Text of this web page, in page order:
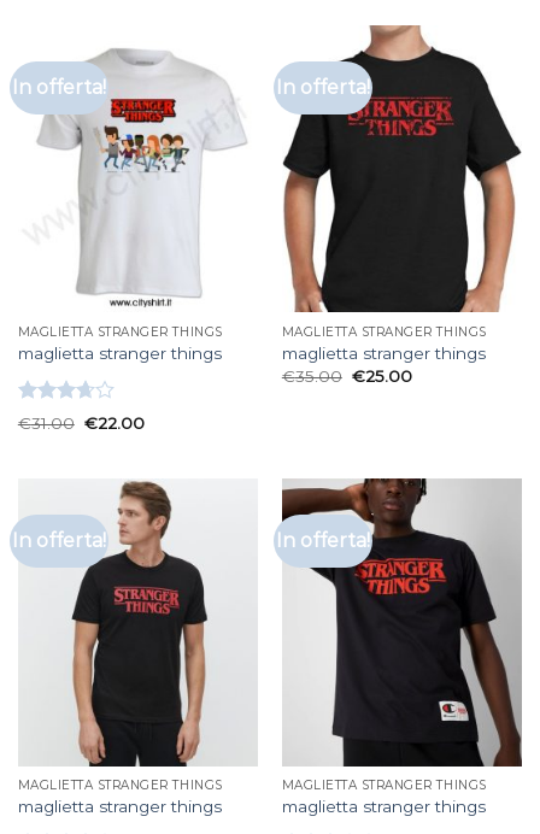
In offerta!
MAGLIETTA STRANGER THINGS
maglietta stranger things
Valutato
€31.00 €22.00
In offerta!
MAGLIETTA STRANGER THINGS
maglietta stranger things
€35.00 €25.00
In offerta!
MAGLIETTA STRANGER THINGS
maglietta stranger things
In offerta!
MAGLIETTA STRANGER THINGS
maglietta stranger things